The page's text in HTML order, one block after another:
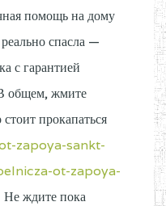
помощь на дому
спасла —
с гарантией
общем, жмите
прокапаться
zapoya-sankt-
ot-zapoya-
ждите пока